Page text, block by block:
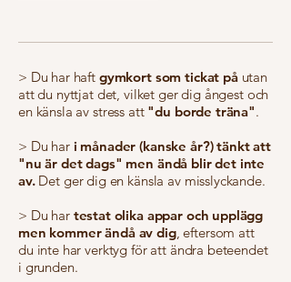
> Du har haft gymkort som tickat påutan
att du nyttjat det, vilket ger dig ångest och
en känsla av stress att "du borde träna".
> Du hari månader (kanske år?) tänkt att
"nu är det dags" men ändå blir det inte
av. Det ger dig en känsla av misslyckande.
> Du har testat olika appar och upplägg
men kommer ändå av dig, eftersom att
du inte har verktyg för att ändra beteendet
i grunden.